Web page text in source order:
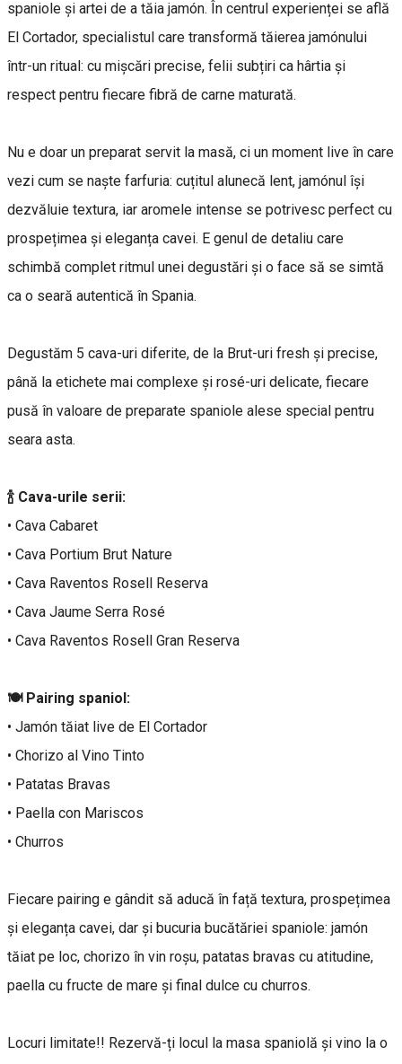
spaniole și artei de a tăia jamón. În centrul experienței se află
El Cortador, specialistul care transformă tăierea jamónului
într-un ritual: cu mișcări precise, felii subțiri ca hârtia și
respect pentru fiecare fibră de carne maturată.
Nu e doar un preparat servit la masă, ci un moment live în care
vezi cum se naște farfuria: cuțitul alunecă lent, jamónul își
dezvăluie textura, iar aromele intense se potrivesc perfect cu
prospețimea și eleganța cavei. E genul de detaliu care
schimbă complet ritmul unei degustări și o face să se simtă
ca o seară autentică în Spania.
Degustăm 5 cava-uri diferite, de la Brut-uri fresh și precise,
până la etichete mai complexe și rosé-uri delicate, fiecare
pusă în valoare de preparate spaniole alese special pentru
seara asta.
🍾 Cava-urile serii:
• Cava Cabaret
• Cava Portium Brut Nature
• Cava Raventos Rosell Reserva
• Cava Jaume Serra Rosé
• Cava Raventos Rosell Gran Reserva
🍽️ Pairing spaniol:
• Jamón tăiat live de El Cortador
• Chorizo al Vino Tinto
• Patatas Bravas
• Paella con Mariscos
• Churros
Fiecare pairing e gândit să aducă în față textura, prospețimea
și eleganța cavei, dar și bucuria bucătăriei spaniole: jamón
tăiat pe loc, chorizo în vin roșu, patatas bravas cu atitudine,
paella cu fructe de mare și final dulce cu churros.
Locuri limitate!! Rezervă-ți locul la masa spaniolă și vino la o